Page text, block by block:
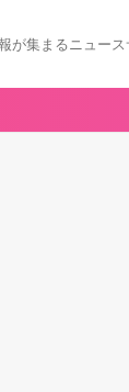
が集まるニュース